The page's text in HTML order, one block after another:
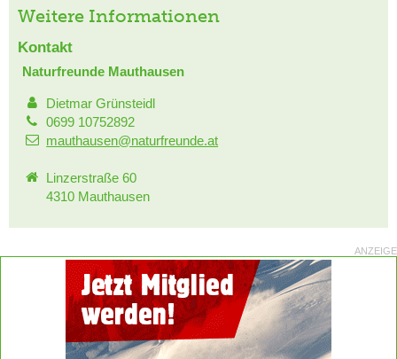
Weitere Informationen
Kontakt
Naturfreunde Mauthausen
Dietmar Grünsteidl
0699 10752892
mauthausen@naturfreunde.at
Linzerstraße 60
4310 Mauthausen
ANZEIGE